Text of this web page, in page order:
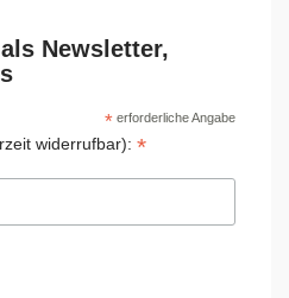
Newsletter,
*erforderliche Angabe
widerrufbar): *